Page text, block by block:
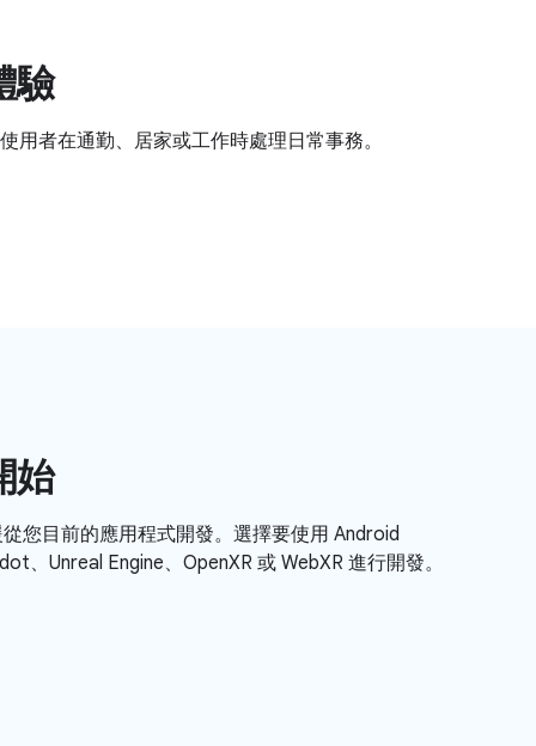
驗
用者在通勤、居家或工作時處理日常事務。
始
您目前的應用程式開發。選擇要使用 Android
、Unreal Engine、OpenXR 或 WebXR 進行開發。